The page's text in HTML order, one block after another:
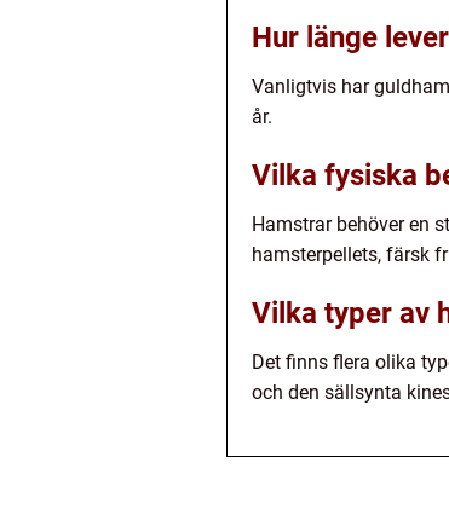
Hur länge
Vanligtvis har
år.
Vilka fysiska
Hamstrar behöver en
hamsterpellets, färsk
Vilka typer av
Det finns flera olika
och den sällsynta